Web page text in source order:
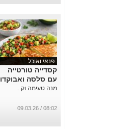
פנאי ואוכל
קסדייה טורטייה
עם סלסה ואבוקדו
מנה טעימה וק...
08:02 / 09.03.26